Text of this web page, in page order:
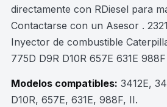
directamente con RDiesel para
Contactarse con un Asesor .
Inyector de combustible
775D D9R D10R 657E 631E
Modelos compatibles: 3412E,
D10R, 657E, 631E, 988F, II.